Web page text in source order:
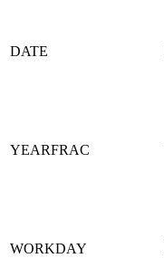
DATE
YEARFRAC
WORKDAY